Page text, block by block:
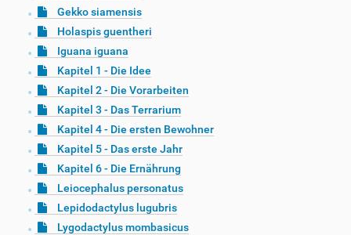
Gekko siamensis
Holaspis guentheri
Iguana iguana
Kapitel 1 - Die Idee
Kapitel 2 - Die Vorarbeiten
Kapitel 3 - Das Terrarium
Kapitel 4 - Die ersten Bewohner
Kapitel 5 - Das erste Jahr
Kapitel 6 - Die Ernährung
Leiocephalus personatus
Lepidodactylus lugubris
Lygodactylus mombasicus